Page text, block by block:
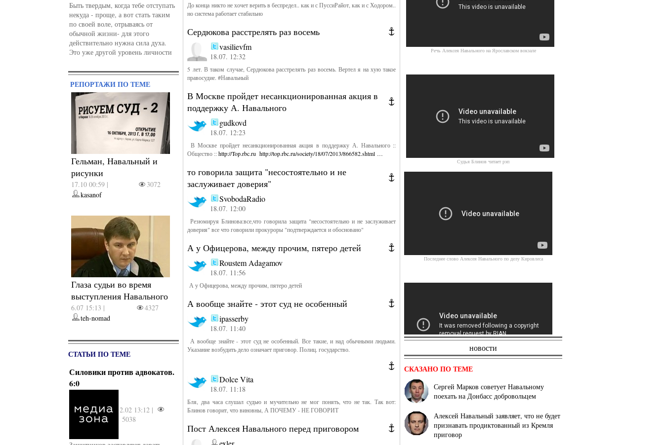
Быть твердым, когда тебе отступать
некуда - проще, а вот стать таким
по своей воле, отрываясь от
обычной жизни- для этого
действительно нужна сила духа.
Это уже другой уровень личности
РЕПОРТАЖИ ПО ТЕМЕ
Гельман, Навальный и
рисунки
17.10 00:59 |
3072
kasanof
Глаза судьи во время
выступления Навального
6.07 15:13 |
4327
teh-nomad
СТАТЬИ ПО ТЕМЕ
Силовики против адвокатов.
6:0
2.02 13:12 |
5038
До конца никто не хочет верить в беспредел.. как и с ПуссиРайот, как и с Ходором..
но система работает стабильно
Сердюкова расстрелять раз восемь
vasilievfm
18.07. 12:32
5 лет. В таком случае, Сердюкова расстрелять раз восемь. Вертел я на хую такое
правосудие. #Навальный
В Москве пройдет несанкционированная акция в
поддержку А. Навального
gudkovd
18.07. 12:23
В Москве пройдет несанкционированная акция в поддержку А. Навального ::
Общество ::http://Top.rbc.ru http://top.rbc.ru/society/18/07/2013/866582.shtml …
то говорила защита "несостоятельно и не
заслуживает доверия"
SvobodaRadio
18.07. 12:00
Резюмируя Блинова:все,что говорила защита "несостоятельно и не заслуживает
доверия" все что говорили прокуроры "подтверждается и обосновано"
А у Офицерова, между прочим, пятеро детей
Roustem Adagamov
18.07. 11:56
А у Офицерова, между прочим, пятеро детей
А вообще знайте - этот суд не особенный
ipasserby
18.07. 11:40
А вообще знайте - этот суд не особенный. Все такие, и над обычными людьми.
Указание возбудить дело означает приговор. Полиц. государство.
Dolce Vita
18.07. 11:18
Бля, два часа слушал судью и мучительно не мог понять, что не так. Так вот:
Блинов говорит, что виновны, А ПОЧЕМУ - НЕ ГОВОРИТ
Пост Алексея Навального перед приговором
Источник
Источник
Источник
Речь Алексея Навального на Ярославском вокзале
Судья Блинов читает рэп
Последнее слово Алексея Навального по делу Кировлеса
Киров.Суд по делу Навального 15.05.13 г. 2 ч.
новости
СКАЗАНО ПО ТЕМЕ
Сергей Марков советует Навальному
поехать на Донбасс добровольцем
Алексей Навальный заявляет, что не будет
признавать продиктованный из Кремля
приговор